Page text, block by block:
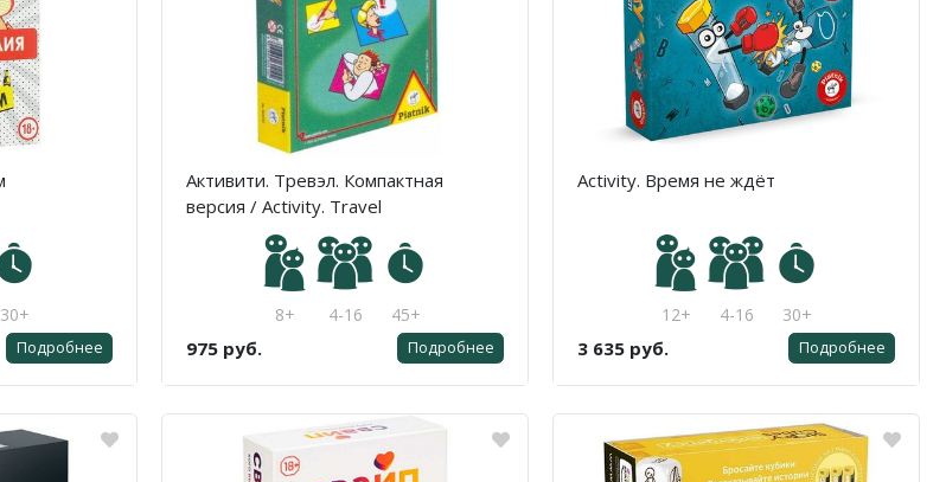
30+
Подробнее
Активити. Тревэл. Компактная
версия / Activity. Travel
8+ 4-16 45+
975 руб. Подробнее
Activity. Время не ждёт
12+ 4-16 30+
3 635 руб. Подробнее